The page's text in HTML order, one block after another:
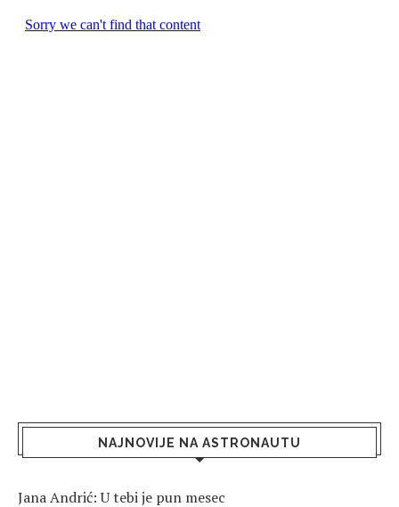
NAJNOVIJE NA ASTRONAUTU
Jana Andrić: U tebi je pun mesec